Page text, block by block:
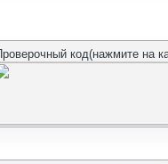
Проверочный код(нажмите на